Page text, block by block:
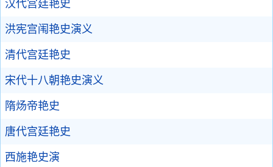
汉代宫廷艳史
洪宪宫闱艳史演义
清代宫廷艳史
宋代十八朝艳史演义
隋炀帝艳史
唐代宫廷艳史
西施艳史演